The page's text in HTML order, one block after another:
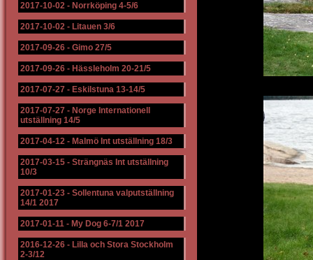
2017-10-02 - Norrköping 4-5/6
2017-10-02 - Litauen 3/6
2017-09-26 - Gimo 27/5
2017-09-26 - Hässleholm 20-21/5
2017-07-27 - Eskilstuna 13-14/5
2017-07-27 - Norge Internationell
utställning 14/5
2017-04-12 - Malmö Int utställning 18/3
2017-03-15 - Strängnäs Int utställning
10/3
2017-01-23 - Sollentuna valputställning
14/1 2017
2017-01-11 - My Dog 6-7/1 2017
2016-12-26 - Lilla och Stora Stockholm
2-3/12